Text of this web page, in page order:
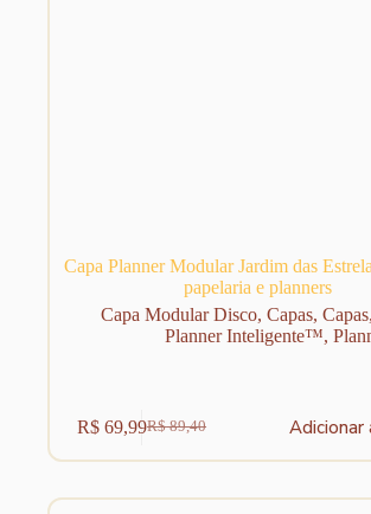
Capa Planner Modular Jardim das
papelaria e planners
Capa Modular Disco, Capas, Capas,
Planner Inteligente™,
R$89,40
O
preço
era:
R$ 69,99O
preço
é:
Adicionar